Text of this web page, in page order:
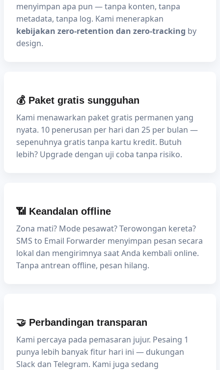
menyimpan apa pun — tanpa konten, tanpa
metadata, tanpa log. Kami menerapkan
kebijakan zero-retention dan zero-tracking by
design.
💰 Paket gratis sungguhan
Kami menawarkan paket gratis permanen yang
nyata. 10 penerusan per hari dan 25 per bulan —
sepenuhnya gratis tanpa kartu kredit. Butuh
lebih? Upgrade dengan uji coba tanpa risiko.
📶 Keandalan offline
Zona mati? Mode pesawat? Terowongan kereta?
SMS to Email Forwarder menyimpan pesan secara
lokal dan mengirimnya saat Anda kembali online.
Tanpa antrean offline, pesan hilang.
🤝 Perbandingan transparan
Kami percaya pada pemasaran jujur. Pesaing 1
punya lebih banyak fitur hari ini — dukungan
Slack dan Telegram. Kami juga sedang